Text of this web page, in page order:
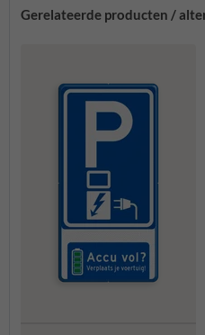
Gerelateerde producten /